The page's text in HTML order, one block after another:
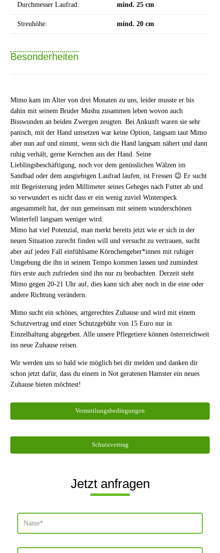
Durchmesser Laufrad: mind. 25 cm
Streuhöhe: mind. 20 cm
Besonderheiten
Mimo kam im Alter von drei Monaten zu uns, leider musste er bis
dahin mit seinem Bruder Mushu zusammen leben wovon auch
Bisswunden an beiden Zwergen zeugten. Bei Ankunft waren sie sehr
panisch, mit der Hand umsetzen war keine Option, langsam taut Mimo
aber nun auf und nimmt, wenn sich die Hand langsam nähert und dann
ruhig verhält, gerne Kernchen aus der Hand. Seine
Lieblingsbeschäftigung, noch vor dem genüsslichen Wälzen im
Sandbad oder dem ausgiebigen Laufrad laufen, ist Fressen 😉 Er sucht
mit Begeisterung jeden Millimeter seines Geheges nach Futter ab und
so verwundert es nicht dass er ein wenig zuviel Winterspeck
angesammelt hat, der nun gemeinsam mit seinem wunderschönen
Winterfell langsam weniger wird.
Mimo hat viel Potenzial, man merkt bereits jetzt wie er sich in der
neuen Situation zurecht finden will und versucht zu vertrauen, sucht
aber auf jeden Fall einfühlsame Körnchengeber*innen mit ruhiger
Umgebung die ihn in seinem Tempo kommen lassen und zumindest
fürs erste auch zufrieden sind ihn nur zu beobachten. Derzeit steht
Mimo gegen 20-21 Uhr auf, dies kann sich aber noch in die eine oder
andere Richtung verändern.
Mimo sucht ein schönes, artgerechtes Zuhause und wird mit einem
Schutzvertrag und einer Schutzgebühr von 15 Euro nur in
Einzelhaltung abgegeben. Alle unsere Pflegetiere können österreichweit
ins neue Zuhause reisen.
Wir werden uns so bald wie möglich bei dir melden und danken dir
schon jetzt dafür, dass du einem in Not geratenen Hamster ein neues
Zuhause bieten möchtest!
Vermittlungsbedingungen
Schutzvertrag
Jetzt anfragen